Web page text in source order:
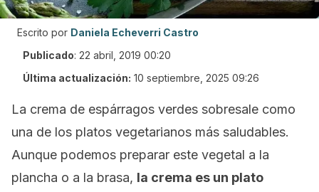
Escrito por Daniela Echeverri Castro
Publicado: 22 abril, 2019 00:20
Última actualización: 10 septiembre, 2025 09:26
La crema de espárragos verdes sobresale como
una de los platos vegetarianos más saludables.
Aunque podemos preparar este vegetal a la
plancha o a la brasa, la crema es un plato